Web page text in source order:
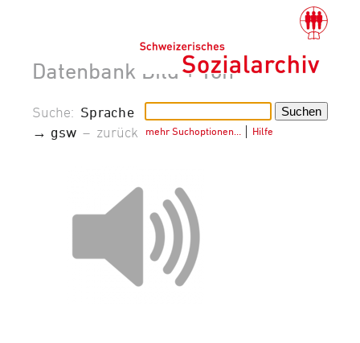
Datenbank Bild + Ton
mehr Suchoptionen… Hilfe
Suche: Sprache
→ gsw – zurück